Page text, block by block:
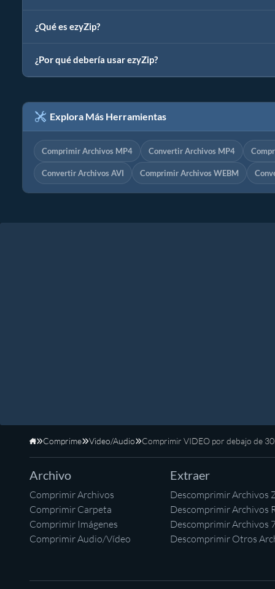
¿Qué es ezyZip?
¿Por qué debería usar ezyZip?
Explora Más Herramientas
Comprimir Archivos MP4 Convertir Archivos MP4
Convertir Archivos AVI Comprimir Archivos WEBM
Inicio
Comprime Video/Audio Comprimir VIDEO por debajo de
Archivo
Comprimir Archivos
Comprimir Carpeta
Comprimir Imágenes
Comprimir Audio/Vídeo
Extraer
Descomprimir Archivos
Descomprimir Archivos
Descomprimir Archivos
Descomprimir Otros